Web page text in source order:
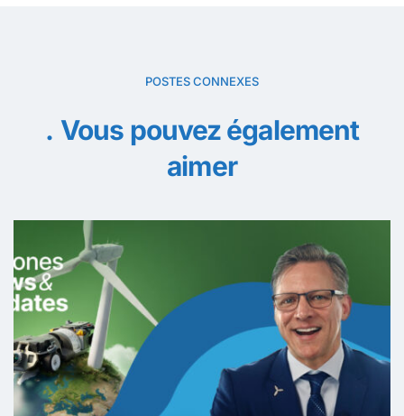
POSTES CONNEXES
Vous pouvez également
aimer